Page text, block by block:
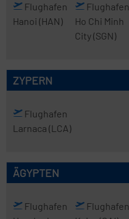
Flughafen
Hanoi (HAN)
Flughafen
Ho Chi Minh
City(SGN)
ZYPERN
Flughafen
Larnaca (LCA)
ÄGYPTEN
Flughafen
Flughafen